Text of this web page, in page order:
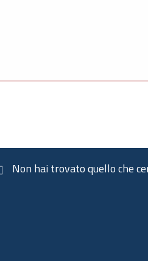
Non hai trovato quello che